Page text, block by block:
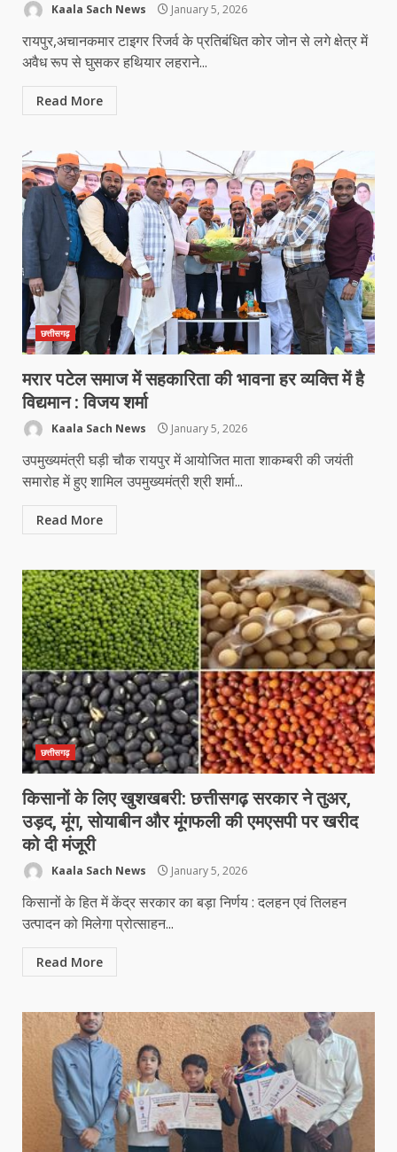
Kaala Sach News January 5, 2026
रायपुर,अचानकमार टाइगर रिजर्व के प्रतिबंधित कोर जोन से लगे क्षेत्र में
अवैध रूप से घुसकर हथियार लहराने...
Read More
छत्तीसगढ़
मरार पटेल समाज में सहकारिता की भावना हर व्यक्ति में है
विद्यमान : विजय शर्मा
Kaala Sach News January 5, 2026
उपमुख्यमंत्री घड़ी चौक रायपुर में आयोजित माता शाकम्बरी की जयंती
समारोह में हुए शामिल उपमुख्यमंत्री श्री शर्मा...
Read More
छत्तीसगढ़
किसानों के लिए खुशखबरी: छत्तीसगढ़ सरकार ने तुअर,
उड़द, मूंग, सोयाबीन और मूंगफली की एमएसपी पर खरीद
को दी मंजूरी
Kaala Sach News January 5, 2026
किसानों के हित में केंद्र सरकार का बड़ा निर्णय : दलहन एवं तिलहन
उत्पादन को मिलेगा प्रोत्साहन...
Read More